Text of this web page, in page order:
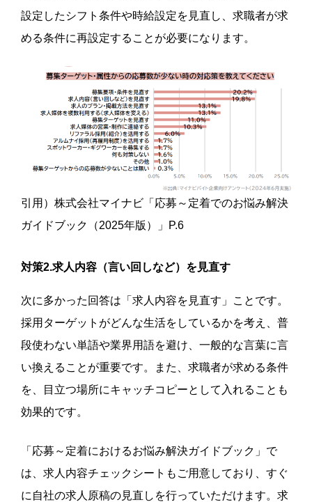
設定したシフト条件や時給設定を見直し、求職者が求
める条件に再設定することが必要になります。
引用）株式会社マイナビ「応募～定着でのお悩み解決
ガイドブック（2025年版）」P.6
対策2.求人内容（言い回しなど）を見直す
次に多かった回答は「求人内容を見直す」ことです。
採用ターゲットがどんな生活をしているかを考え、普
段使わない単語や業界用語を避け、一般的な言葉に言
い換えることが重要です。また、求職者が求める条件
を、目立つ場所にキャッチコピーとして入れることも
効果的です。
「応募～定着におけるお悩み解決ガイドブック」で
は、求人内容チェックシートもご用意しており、すぐ
に自社の求人原稿の見直しを行っていただけます。求